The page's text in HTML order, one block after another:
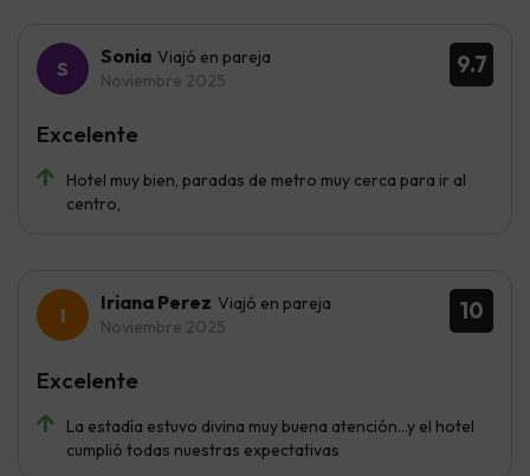
9.7
Sonia Viajó en pareja
Noviembre 2025
Hotel muy bien, paradas de metro muy cerca para ir al
centro,
Excelente
10
Iriana Perez Viajó en pareja
Noviembre 2025
La estadía estuvo divina muy buena atención...y el hotel
cumplió todas nuestras expectativas
Excelente